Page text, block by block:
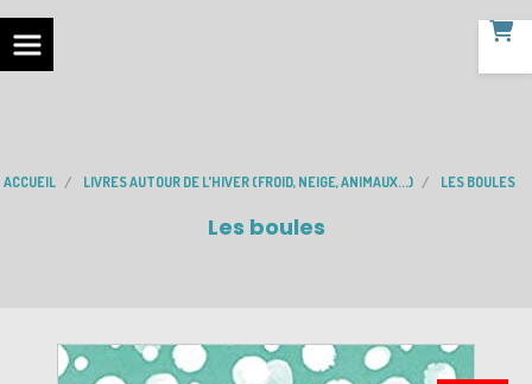
ACCUEIL LIVRES AUTOUR DE L'HIVER (FROID, NEIGE, ANIMAUX...) LES BOULES
Les boules